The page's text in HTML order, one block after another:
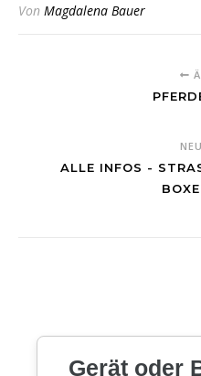
Von Magdalena Bauer
ALLE INFOS -